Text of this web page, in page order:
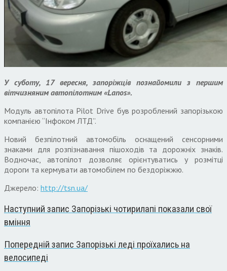
У суботу, 17 вересня, запоріжців познайомили з першим
вітчизняним автопілотним «Lanos».
Модуль автопілота Pilot Drive був розроблений запорізькою
компанією “Інфоком ЛТД”.
Новий безпілотний автомобіль оснащений сенсорними
знаками для розпізнавання пішоходів та дорожніх знаків.
Водночас, автопілот дозволяє орієнтуватись у розмітці
дороги та кермувати автомобілем по бездоріжжю.
Джерело: http://tsn.ua/
Наступний запис Запорізькі чотирилапі показали свої
вміння
Попередній запис Запорізькі леді проїхались на
велосипеді